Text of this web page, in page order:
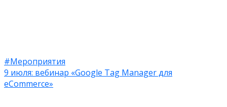
#Мероприятия
9 июля: вебинар «Google Tag Manager для
eCommerce»